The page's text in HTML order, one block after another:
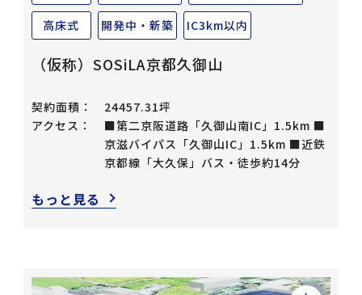
高床式 開発中・新築 IC3km以内
（仮称）SOSiLA京都久御山
契約面積：
24457.31坪
アクセス：
■第二京阪道路「久御山南IC」1.5km ■
京滋バイパス「久御山IC」1.5km ■近鉄
京都線「大久保」バス・徒歩約14分
もっと見る